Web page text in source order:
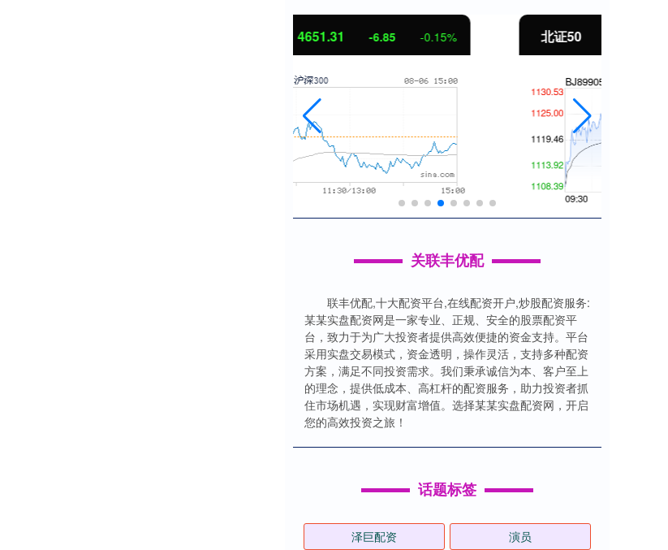
北证50 1122.88 0.30%
关联丰优配
联丰优配,十大配资平台,在线配资开户,炒股配资服务:
某某实盘配资网是一家专业、正规、安全的股票配资平
台，致力于为广大投资者提供高效便捷的资金支持。平台
采用实盘交易模式，资金透明，操作灵活，支持多种配资
方案，满足不同投资需求。我们秉承诚信为本、客户至上
的理念，提供低成本、高杠杆的配资服务，助力投资者抓
住市场机遇，实现财富增值。选择某某实盘配资网，开启
您的高效投资之旅！
话题标签
泽巨配资 演员